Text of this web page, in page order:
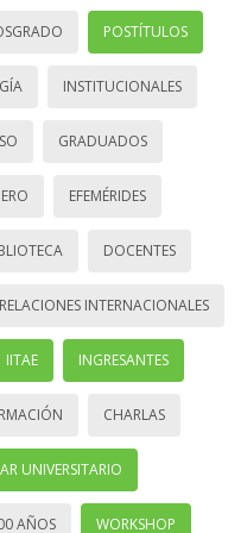
POSTÍTULOS
INSTITUCIONALES
GRADUADOS
EFEMÉRIDES
DOCENTES
RELACIONES INTERNACIONALES
IITAE INGRESANTES
CHARLAS
UNIVERSITARIO
AÑOS WORKSHOP